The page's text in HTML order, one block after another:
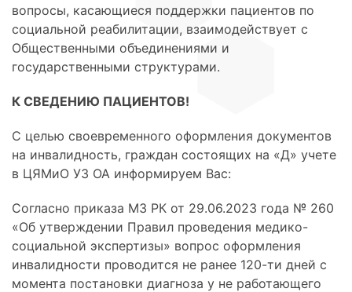
вопросы, касающиеся поддержки пациентов по
социальной реабилитации, взаимодействует с
Общественными объединениями и
государственными структурами.
К СВЕДЕНИЮ ПАЦИЕНТОВ!
С целью своевременного оформления документов
на инвалидность, граждан состоящих на «Д» учете
в ЦЯМиО УЗ ОА информируем Вас:
Согласно приказа МЗ РК от 29.06.2023 года № 260
«Об утверждении Правил проведения медико-
социальной экспертизы» вопрос оформления
инвалидности проводится не ранее 120-ти дней с
момента постановки диагноза у не работающего